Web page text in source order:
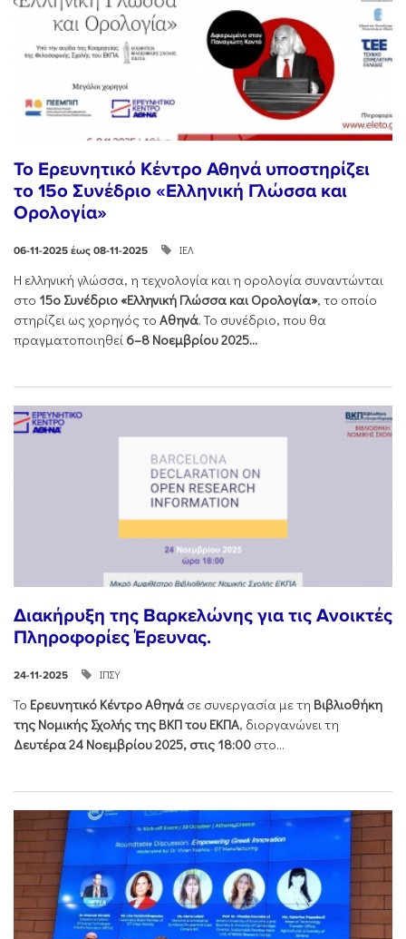
Το Ερευνητικό Κέντρο Αθηνά υποστηρίζει
το 15ο Συνέδριο «Ελληνική Γλώσσα και
Ορολογία»
06-11-2025 έως 08-11-2025 ΙΕΛ
Η ελληνική γλώσσα, η τεχνολογία και η ορολογία συναντώνται
στο 15ο Συνέδριο «Ελληνική Γλώσσα και Ορολογία», το οποίο
στηρίζει ως χορηγός το Αθηνά. Το συνέδριο, που θα
πραγματοποιηθεί 6–8 Νοεμβρίου 2025...
Διακήρυξη της Βαρκελώνης για τις Ανοικτές
Πληροφορίες Έρευνας.
24-11-2025 ΙΠΣΥ
Το Ερευνητικό Κέντρο Αθηνά σε συνεργασία με τη Βιβλιοθήκη
της Νομικής Σχολής της ΒΚΠ του ΕΚΠΑ, διοργανώνει τη
Δευτέρα 24 Νοεμβρίου 2025, στις 18:00 στο...